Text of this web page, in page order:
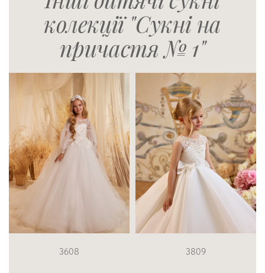
колекції "Сукні на
причастя № 1"
3809 3418